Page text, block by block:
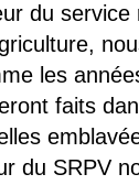
du
les
faits
du SRPV